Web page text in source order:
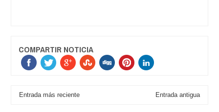
COMPARTIR NOTICIA
Entrada más reciente Entrada antigua